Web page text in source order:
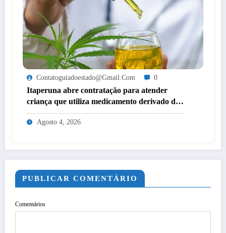
Contatoguiadoestado@gmail.com 0
Itaperuna abre contratação para atender
criança que utiliza medicamento derivado de
cannabis por decisão judicial
Agosto 4, 2026
PUBLICAR COMENTÁRIO
Comentários